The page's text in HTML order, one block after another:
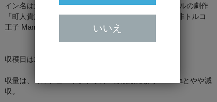
イン名は元舞台女優のナタリーが一番好きなモリエールの劇作
「町人貴族 Le bourgeois gentilhomme」に出てくる似非トルコ
王子 Mama Mouchi（ママ・ムシ）から取っている。
収穫日は10月8日とブドウが晩熟だった。
収量は、ミルデューやブドウの一部腐敗により28hL/haとやや減
収。
いいえ